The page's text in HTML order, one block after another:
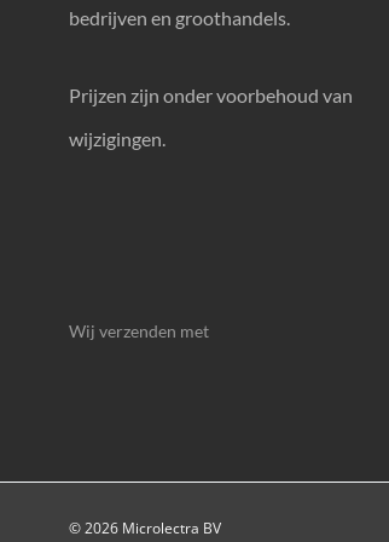
bedrijven en groothandels.
Prijzen zijn onder voorbehoud van
wijzigingen.
Wij verzenden met
© 2026 Microlectra BV